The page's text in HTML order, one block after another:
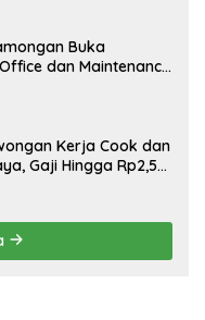
Buka
dan Maintenance
Kerja Cook dan
Gaji Hingga Rp2,5